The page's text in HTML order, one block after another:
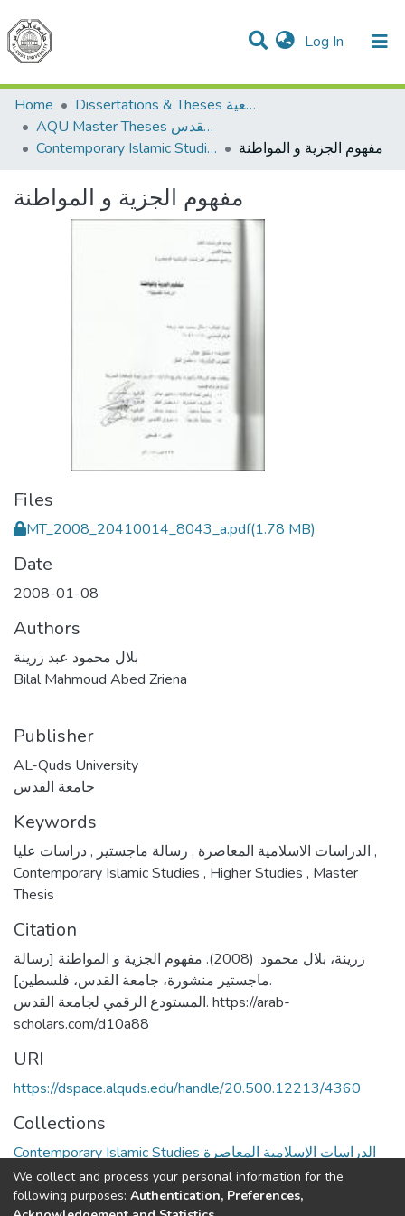
Log In (current)
Communities & Collections
All of DSpace
Home
Dissertations & Theses الرسائل الجامعية
AQU Master Theses الرسائل الجامعية الخاصة بجامعة القدس
Contemporary Islamic Studies الدراسات الإسلامية المعاصرة
مفهوم الجزية و المواطنة
مفهوم الجزية و المواطنة
Files
MT_2008_20410014_8043_a.pdf(1.78 MB)
Date
2008-01-08
Authors
بلال محمود عبد زرينة
Bilal Mahmoud Abed Zriena
Publisher
AL-Quds University
جامعة القدس
Keywords
الدراسات الاسلامية المعاصرة , رسالة ماجستير ,
,
Contemporary Islamic Studies , Higher Studies , Master
Thesis
Citation
زرينة، بلال محمود. (2008). مفهوم الجزية و المواطنة [رسالة
ماجستير منشورة، جامعة القدس، فلسطين].
المستودع الرقمي لجامعة القدس. https://arab-
scholars.com/d10a88
URI
https://dspace.alquds.edu/handle/20.500.12213/4360
Collections
Contemporary Islamic Studies الدراسات الإسلامية المعاصرة
Full item page
We collect and process your personal information for the
following purposes: Authentication, Preferences,